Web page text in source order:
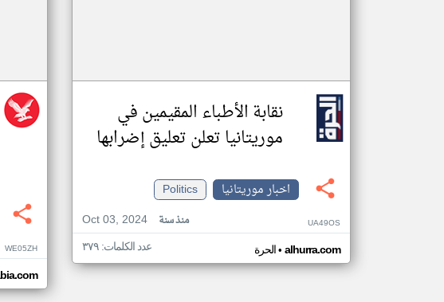
نقابة الأطباء المقيمين في
موريتانيا تعلن تعليق إضرابها
اخبار موريتانيا
Politics
Oct 03, 2024
منذ سنة UA49OS
الحرة• alhurra.com عدد الكلمات: ٣٧٩ WE05ZH